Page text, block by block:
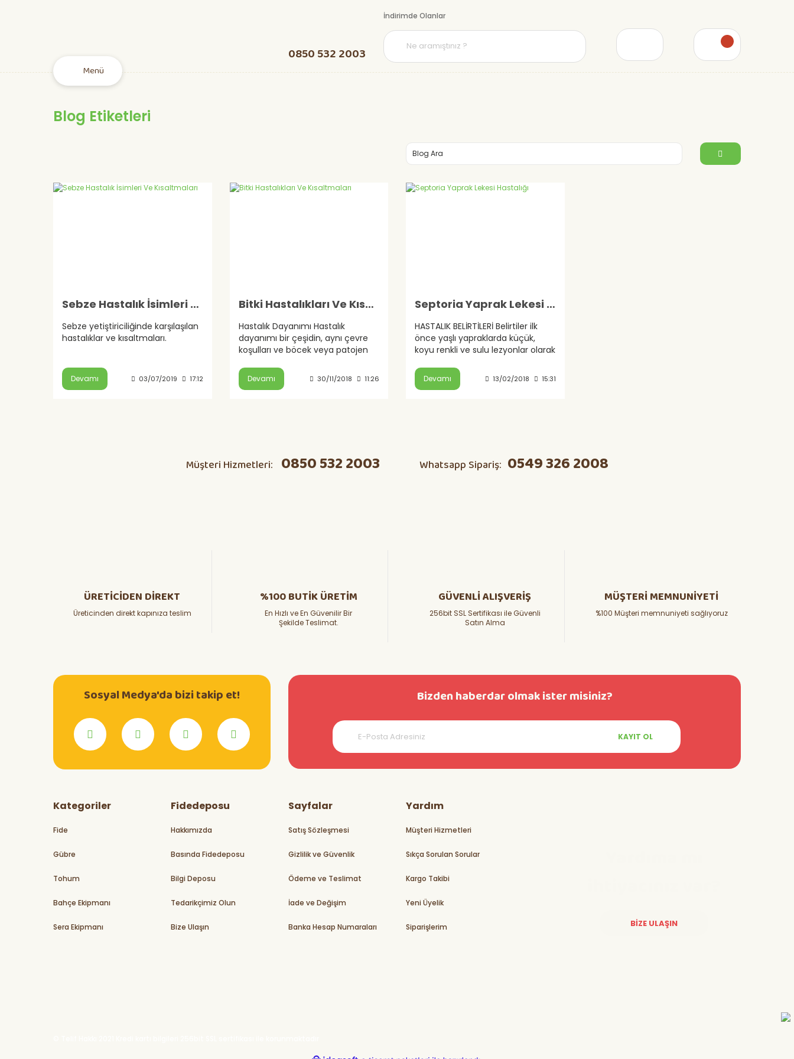
Menü
0850 532 2003
İndirimde Olanlar
Blog Etiketleri
Sebze Hastalık İsimleri Ve Kısaltmaları
Sebze yetiştiriciliğinde karşılaşılan
hastalıklar ve kısaltmaları.
Devamı 03/07/2019 17:12
Bitki Hastalıkları Ve Kısaltmaları
Hastalık Dayanımı Hastalık
dayanımı bir çeşidin, aynı çevre
koşulları ve böcek veya patojen
çeşitlerine kıyasla belirli bir...
Devamı 30/11/2018 11:26
Septoria Yaprak Lekesi Hastalığı
HASTALIK BELİRTİLERİ Belirtiler ilk
önce yaşlı yapraklarda küçük,
koyu renkli ve sulu lezyonlar olarak
kenarları siyah ya da kahverengi
Devamı 13/02/2018 15:31
Müşteri Hizmetleri: 0850 532 2003 Whatsapp Sipariş: 0549 326 2008
ÜRETİCİDEN DİREKT
Üreticinden direkt kapınıza teslim
%100 BUTİK ÜRETİM
En Hızlı ve En Güvenilir Bir
Şekilde Teslimat.
GÜVENLİ ALIŞVERİŞ
256bit SSL Sertifikası ile Güvenli
Satın Alma
MÜŞTERİ MEMNUNİYETİ
%100 Müşteri memnuniyeti sağlıyoruz
Sosyal Medya'da bizi takip et! Bizden haberdar olmak ister misiniz?
KAYIT OL
Kategoriler
Fide
Gübre
Tohum
Bahçe Ekipmanı
Sera Ekipmanı
Fidedeposu
Hakkımızda
Basında Fidedeposu
Bilgi Deposu
Tedarikçimiz Olun
Bize Ulaşın
Sayfalar
Satış Sözleşmesi
Gizlilik ve Güvenlik
Ödeme ve Teslimat
İade ve Değişim
Banka Hesap Numaraları
Yardım
Müşteri Hizmetleri
Sıkça Sorulan Sorular
Kargo Takibi
Yeni Üyelik
Siparişlerim BİZE ULAŞIN